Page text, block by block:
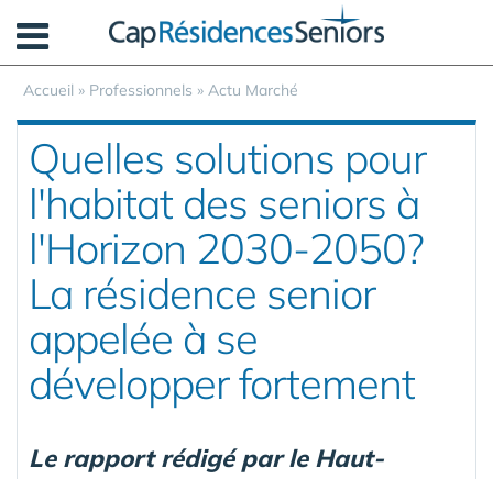
Accueil » Professionnels » Actu Marché
Quelles solutions pour
l'habitat des seniors à
l'Horizon 2030-2050?
La résidence senior
appelée à se
développer fortement
Le rapport rédigé par le Haut-
Panneau de gestion des cookies